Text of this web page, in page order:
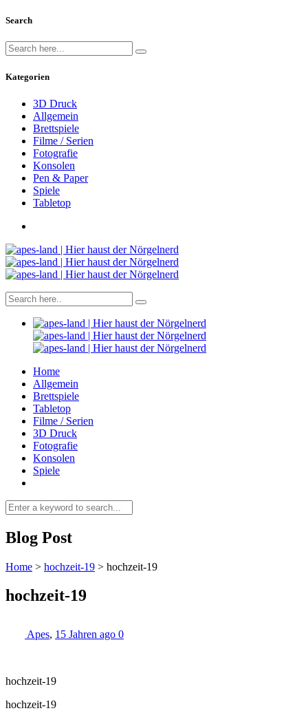
Search
Kategorien
3D Druck
Allgemein
Brettspiele
Filme / Serien
Fotografie
Konsolen
Pen & Paper
Spiele
Tabletop
Home
Allgemein
Brettspiele
Tabletop
Filme / Serien
3D Druck
Fotografie
Konsolen
Spiele
Blog Post
Home > hochzeit-19 > hochzeit-19
hochzeit-19
Apes, 15 Jahren ago 0
hochzeit-19
hochzeit-19